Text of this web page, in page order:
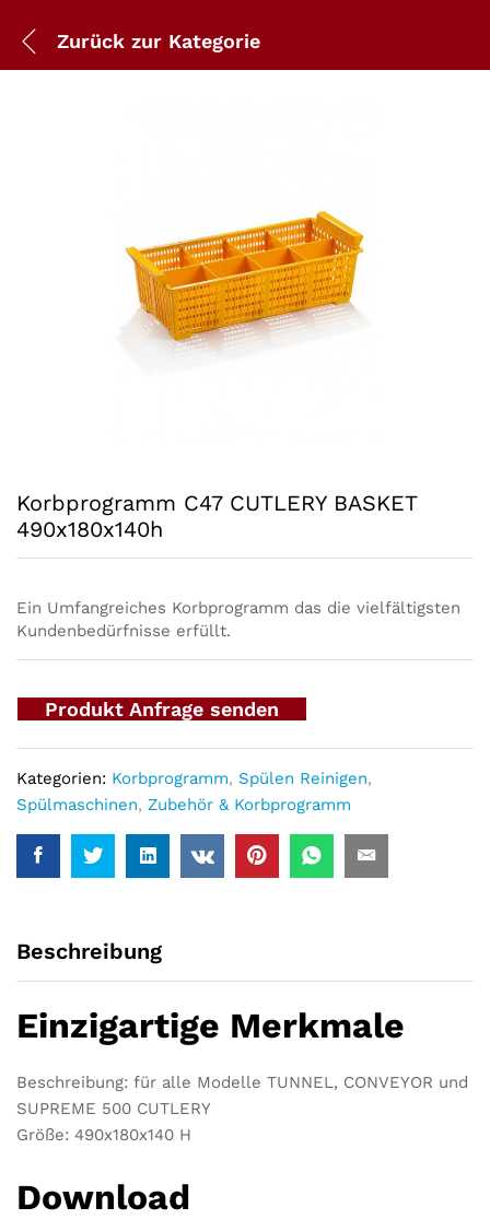
Zurück zur Kategorie
Korbprogramm C47 CUTLERY BASKET
490x180x140h
Ein Umfangreiches Korbprogramm das die vielfältigsten
Kundenbedürfnisse erfüllt.
Produkt Anfrage senden
Kategorien: Korbprogramm, Spülen Reinigen,
Spülmaschinen, Zubehör & Korbprogramm
Beschreibung
Einzigartige Merkmale
Beschreibung: für alle Modelle TUNNEL, CONVEYOR und
SUPREME 500 CUTLERY
Größe: 490x180x140 H
Download